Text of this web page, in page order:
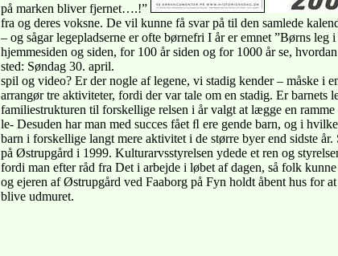
på marken bliver fjernet….!”
fra og deres voksne. De vil kunne få svar på til den samlede
– og sågar legepladserne er ofte børnefri I år er emnet ”Børns
hjemmesiden og siden, for 100 år siden og for 1000 år se,
sted: Søndag 30. april.
spil og video? Er der nogle af legene, vi stadig kender – måske i
arrangør tre aktiviteter, fordi der var tale om en stadig. Er
familiestrukturen til forskellige relsen i år valgt at lægge en
le- Desuden har man med succes fået ﬂ ere gende barn, og i
barn i forskellige langt mere aktivitet i de større byer end sidste
på Østrupgård i 1999. Kulturarvsstyrelsen ydede et ren og
fordi man efter råd fra Det i arbejde i løbet af dagen, så folk
og ejeren af Østrupgård ved Faaborg på Fyn holdt åbent hus for
blive udmuret.